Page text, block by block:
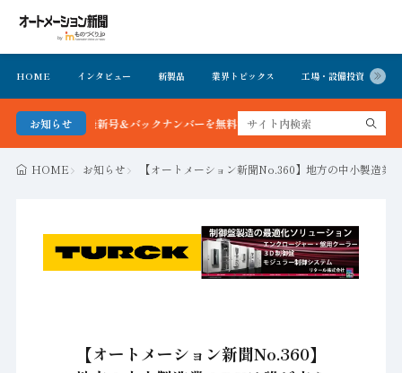
HOME インタビュー 新製品 業界トピックス 工場・設備投資
お知らせ
最新号＆バックナンバーを無料で公開中 詳細はこちら
HOME お知らせ 【オートメーション新聞No.360】地方の中小製造
【オートメーション新聞No.360】